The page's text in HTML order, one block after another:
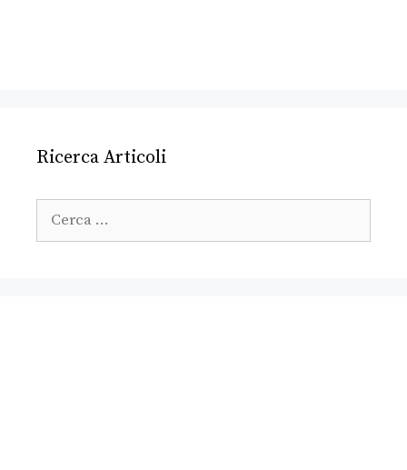
Ricerca Articoli